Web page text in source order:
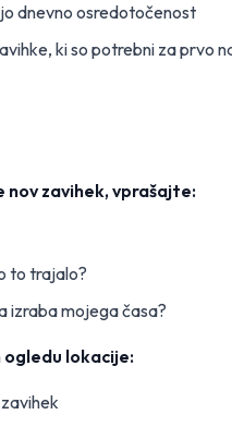
dnevno osredotočenost
ki so potrebni za prvo
nov zavihek, vprašajte:
to trajalo?
izraba mojega časa?
ogledu lokacije: